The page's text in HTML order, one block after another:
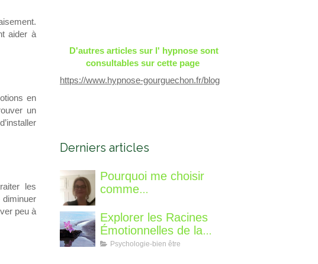
aider à
en
un
les
diminuer
peu à
D'autres articles sur l' hypnose sont
consultables sur cette page
https://www.hypnose-gourguechon.fr/blog
Derniers articles
Pourquoi me choisir
comme
suis-je, qu'est ce que je
vous propose de
différent?
Explorer les Racines
Émotionnelles de la
Perte de Poids : Un
Psychologie-bien être